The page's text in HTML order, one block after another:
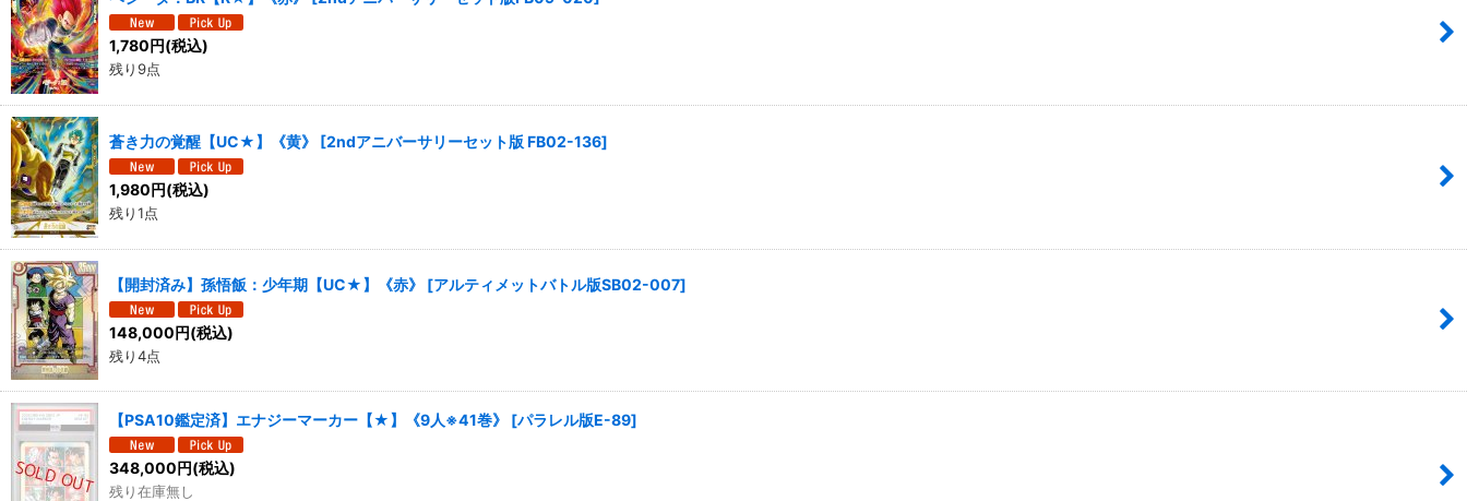
1,780円(税込)
残り9点
蒼き力の覚醒【UC★】《黄》 [2ndアニバーサリーセット版 FB02-136]
1,980円(税込)
残り1点
【開封済み】孫悟飯：少年期【UC★】《赤》 [アルティメットバトル版SB02-007]
148,000円(税込)
残り4点
【PSA10鑑定済】エナジーマーカー【★】《9人※41巻》 [パラレル版E-89]
348,000円(税込)
残り在庫無し